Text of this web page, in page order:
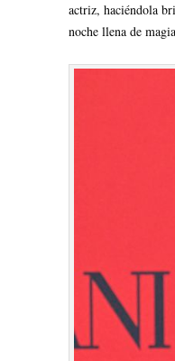
actriz, haciéndola
noche llena de